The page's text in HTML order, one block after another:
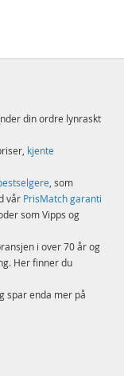
din ordre lynraskt
kjente
, som
vår PrisMatch garanti
som Vipps og
i over 70 år og
Her finner du
spar enda mer på